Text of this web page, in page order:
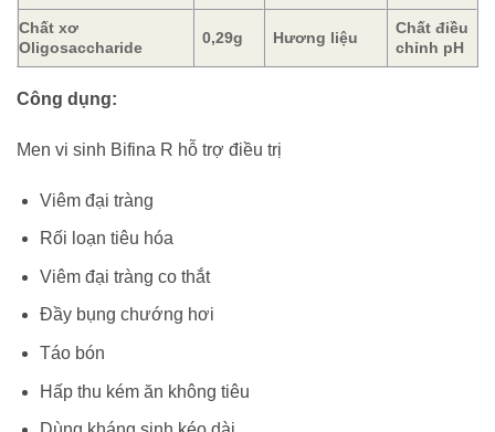
Chất xơ
Oligosaccharide
0,29g Hương liệu
Chất điều
chỉnh pH
Công dụng:
Men vi sinh Bifina R hỗ trợ điều trị
Viêm đại tràng
Rối loạn tiêu hóa
Viêm đại tràng co thắt
Đầy bụng chướng hơi
Táo bón
Hấp thu kém ăn không tiêu